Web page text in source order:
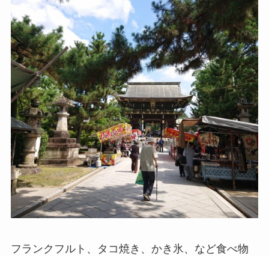
フランクフルト、タコ焼き、かき氷、など食べ物